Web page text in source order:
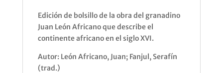
Edición de bolsillo de la obra del granadino
Juan León Africano que describe el
continente africano en el siglo XVI.
Autor: León Africano, Juan; Fanjul, Serafín
(trad.)